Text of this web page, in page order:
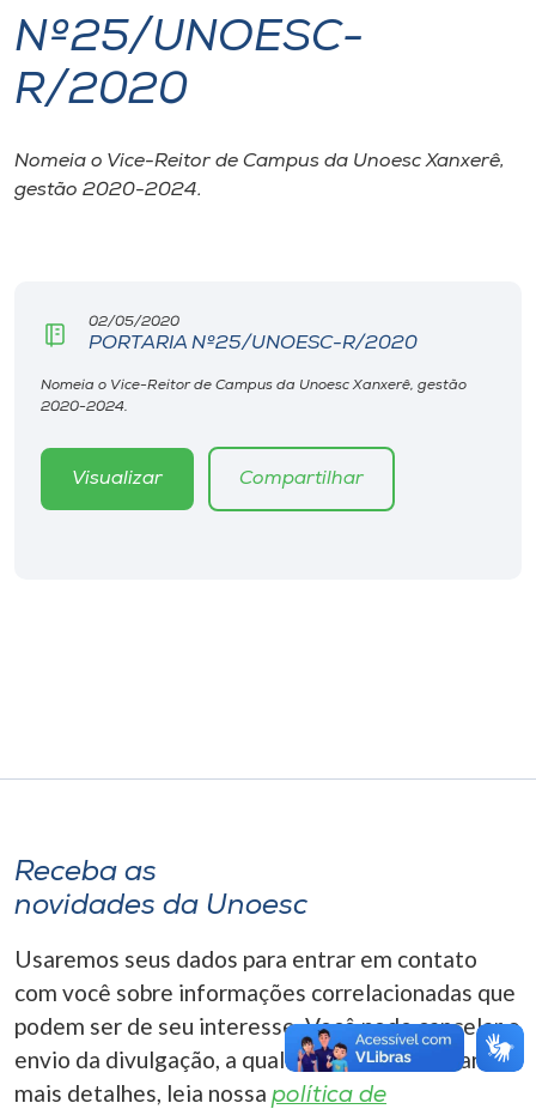
I.nova
Cultura
Biblioteca
Editora
Rádio
o idioma
A-
Nº25/UNOESC-
R/2020
Nomeia o Vice-Reitor de Campus da Unoesc Xanxerê,
gestão 2020-2024.
02/05/2020
PORTARIA Nº25/UNOESC-R/2020
Nomeia o Vice-Reitor de Campus da Unoesc Xanxerê, gestão
2020-2024.
Visualizar Compartilhar
Receba as
novidades da Unoesc
Usaremos seus dados para entrar em contato
com você sobre informações correlacionadas que
podem ser de seu interesse. Você pode cancelar o
envio da divulgação, a qualquer momento. Para
mais detalhes, leia nossa política de